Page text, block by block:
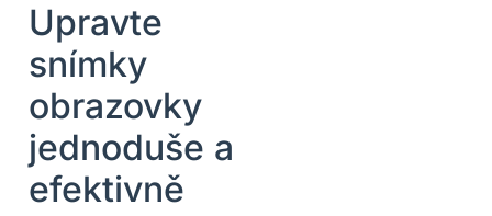
Upravte
snímky
obrazovky
jednoduše a
efektivně